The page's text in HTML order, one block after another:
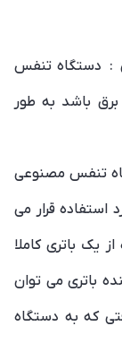
: دستگاه تنفس
باشد به طور
دستگاه تنفس مصنوعی
استفاده قرار می
استفاده از یک باتری کاملا
باتری می توان
که به دستگاه